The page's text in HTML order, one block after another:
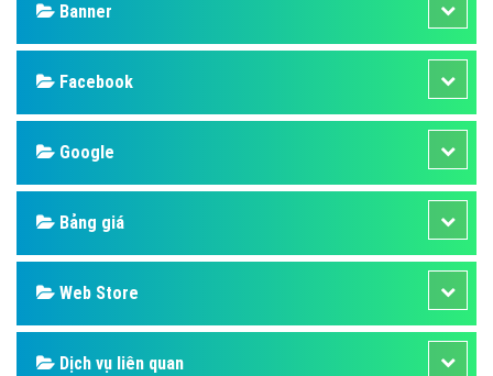
Banner
Facebook
Google
Bảng giá
Web Store
Dịch vụ liên quan